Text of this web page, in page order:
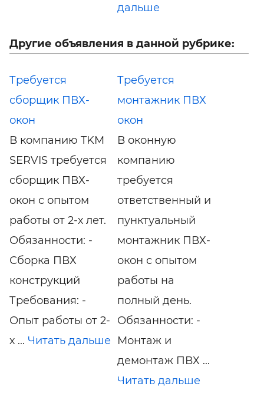
дальше
Другие объявления в данной рубрике:
Требуется
сборщик ПВХ-
окон
В компанию TKM
SERVIS требуется
сборщик ПВХ-
окон с опытом
работы от 2-х лет.
Обязанности: -
Сборка ПВХ
конструкций
Требования: -
Опыт работы от 2-
х ... Читать дальше
Требуется
монтажник ПВХ
окон
В оконную
компанию
требуется
ответственный и
пунктуальный
монтажник ПВХ-
окон с опытом
работы на
полный день.
Обязанности: -
Монтаж и
демонтаж ПВХ ...
Читать дальше